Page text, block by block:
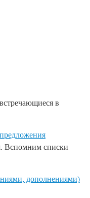
в
Вспомним списки
дополнениями)